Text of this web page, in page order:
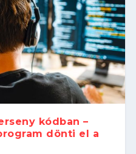
ezeket a
felvételi?
kódban –
dönti el a
kapcsolódj ki
kódban –
dönti el a